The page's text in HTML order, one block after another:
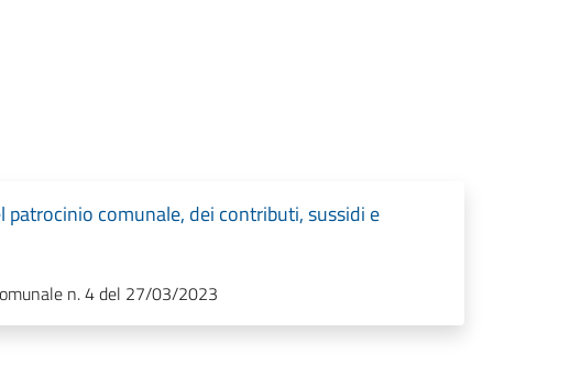
patrocinio comunale, dei contributi, sussidi e
n. 4 del 27/03/2023